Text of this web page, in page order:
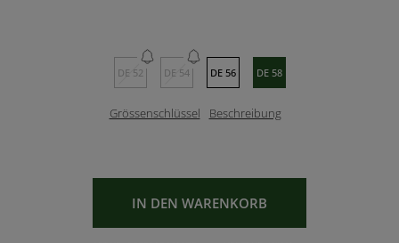
DE 52 DE 54 DE 56 DE 58
Grössenschlüssel Beschreibung
IN DEN WARENKORB